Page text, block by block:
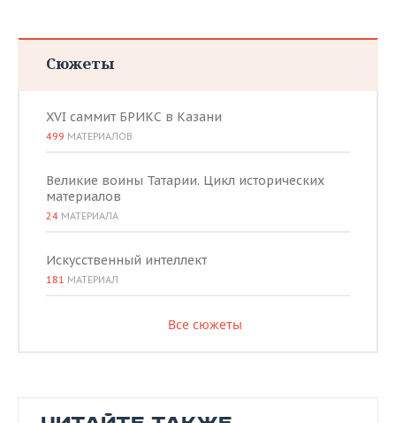
Сюжеты
XVI саммит БРИКС в Казани
499 МАТЕРИАЛОВ
Великие воины Татарии. Цикл исторических
материалов
24 МАТЕРИАЛА
Искусственный интеллект
181 МАТЕРИАЛ
Все сюжеты